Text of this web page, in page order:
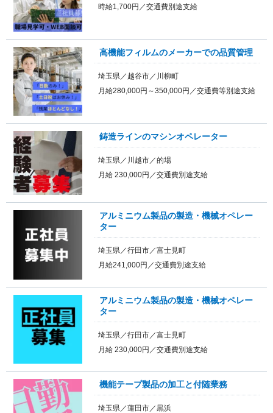
時給1,700円／交通費別途支給
高機能フィルムのメーカーでの品質管理
埼玉県／越谷市／川柳町
月給280,000円～350,000円／交通費等別途支給
鋳造ラインのマシンオペレーター
埼玉県／川越市／的場
月給 230,000円／交通費別途支給
アルミニウム製品の製造・機械オペレー
ター
埼玉県／行田市／富士見町
月給241,000円／交通費別途支給
アルミニウム製品の製造・機械オペレー
ター
埼玉県／行田市／富士見町
月給 230,000円／交通費別途支給
機能テープ製品の加工と付随業務
埼玉県／蓮田市／黒浜